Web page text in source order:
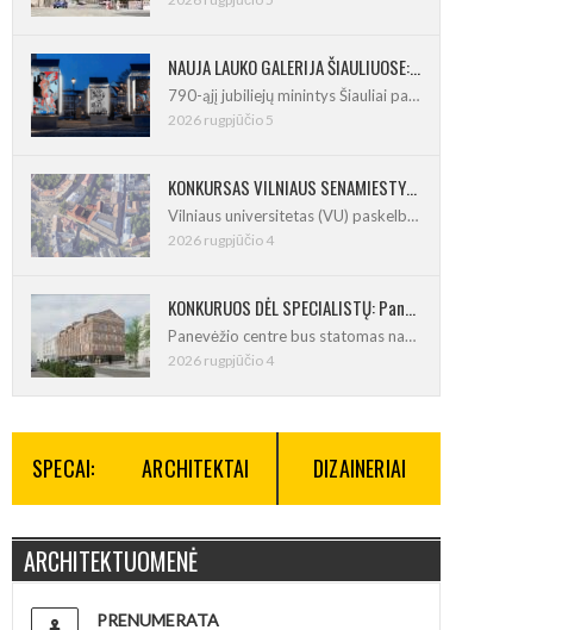
NAUJA LAUKO GALERIJA ŠIAULIUOSE: Pirmoje ekspozicijoje – Eduardo Juchnevičiaus kūryba
790-ąjį jubiliejų minintys Šiauliai pasipildo
2026 rugpjūčio 5
KONKURSAS VILNIAUS SENAMIESTYJE: Vilniaus universitetui reikia pedagogų rengimo centro
Vilniaus universitetas (VU) paskelbė pastatų
2026 rugpjūčio 4
KONKURUOS DĖL SPECIALISTŲ: Panevėžio centre iškils naujas 21 būsto namas
Panevėžio centre bus statomas naujas
2026 rugpjūčio 4
SPECAI: ARCHITEKTAI DIZAINERIAI
ARCHITEKTUOMENĖ
PRENUMERATA